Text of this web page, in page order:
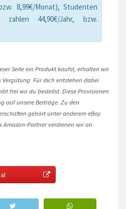
8,99€/Monat), Studenten
zahlen 44,90€/Jahr, bzw.
Seite ein Produkt kaufst, erhalten wir
Für dich entstehen dabei
frei wo du bestellst. Diese Provisionen
auf unsere Beiträge. Zu den
gehört unter anderem eBay
Amazon-Partner verdienen wir an